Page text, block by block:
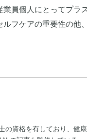
員個人にとってプラ
フケアの重要性の他
の資格を有しており、健